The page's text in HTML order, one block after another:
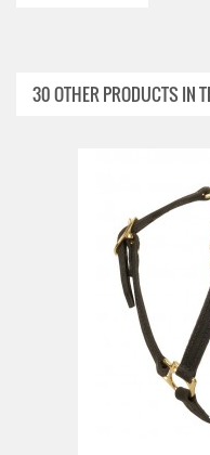
30 OTHER PRODUCTS IN